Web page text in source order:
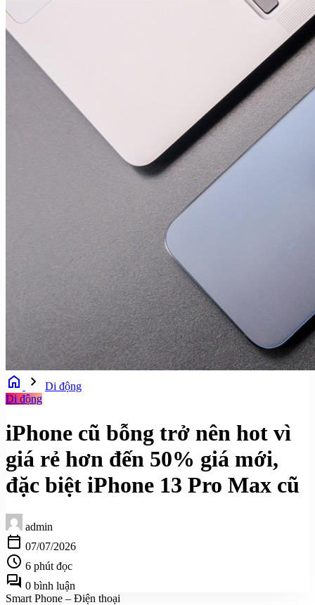
home chevron_right
Di động
Di động
iPhone cũ bỗng trở nên hot vì
giá rẻ hơn đến 50% giá mới,
đặc biệt iPhone 13 Pro Max cũ
admin
calendar_today 07/07/2026
schedule 6 phút đọc
forum 0 bình luận
Smart Phone – Điện thoại